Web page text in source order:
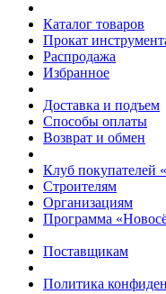
Каталог товаров
Прокат
Распродажа
Избранное
Доставка и подъем
Способы оплаты
Возврат и обмен
Клуб покупателей
Строителям
Организациям
Программа
Поставщикам
Политика